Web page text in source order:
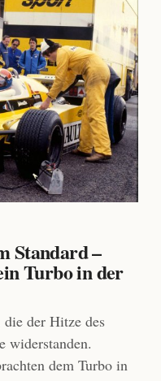
Standard –
Turbo in der
der Hitze des
widerstanden.
dem Turbo in